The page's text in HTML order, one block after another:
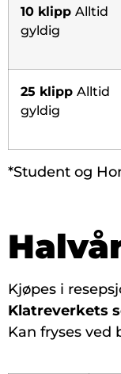
10 klipp Alltid
gyldig
25 klipp Alltid
gyldig
*Student og
Kjøpes i
Klatreverkets
Kan fryses ved